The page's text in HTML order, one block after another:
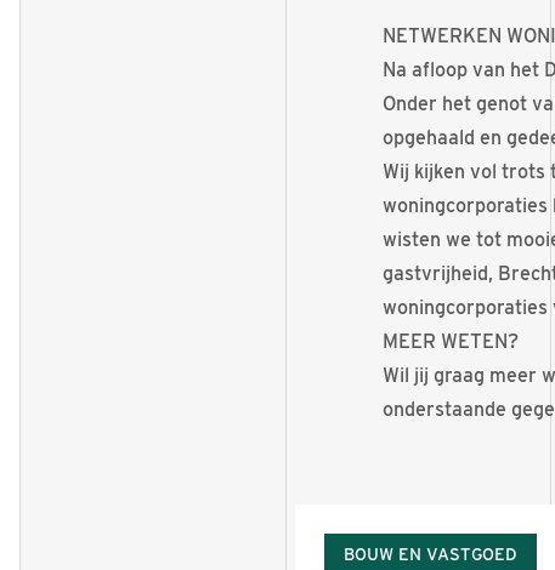
NETWERKEN
Na afloop van het
Onder het genot
opgehaald en
Wij kijken vol trots
woningcorporaties
wisten we tot
gastvrijheid,
woningcorporaties
MEER WETEN?
Wil jij graag meer
onderstaande
BOUW EN VASTGOED